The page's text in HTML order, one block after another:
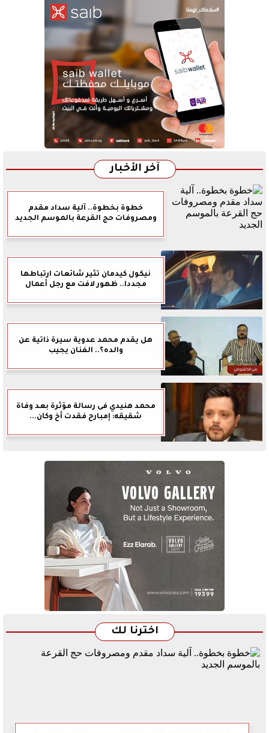
آخر الأخبار
خطوة بخطوة.. آلية سداد مقدم
ومصروفات حج القرعة بالموسم الجديد
نيكول كيدمان تثير شائعات ارتباطها
مجددا.. ظهور لافت مع رجل أعمال
هل يقدم محمد عدوية سيرة ذاتية عن
والده؟.. الفنان يجيب
محمد هنيدي فى رسالة مؤثرة بعد وفاة
شقيقه: إمبارح فقدت أخ وكان...
اخترنا لك